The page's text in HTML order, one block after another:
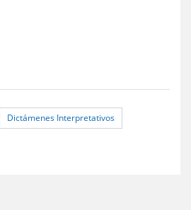
Dictámenes Interpretativos